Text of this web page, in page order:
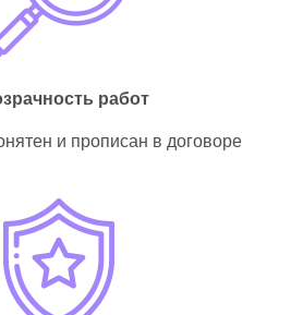
работ
и прописан в договоре